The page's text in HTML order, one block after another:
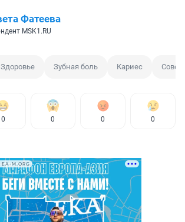
Фатеева
MSK1.RU
Здоровье Зубная боль Кариес Совет
0 0 0 0
M.ORG